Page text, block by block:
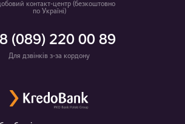
контакт-центр (безкоштовно
по Україні)
(089) 220 00 89
Для дзвінків з-за кордону